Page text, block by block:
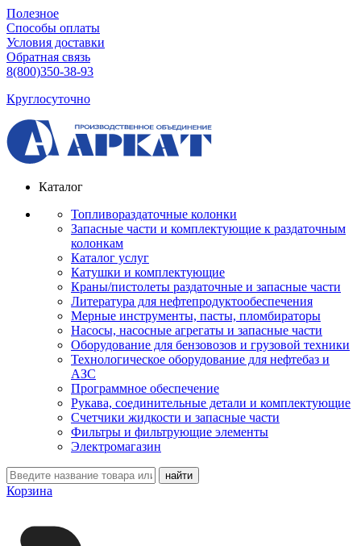
Полезное
Способы оплаты
Условия доставки
Обратная связь
8(800)350-38-93
Круглосуточно
Каталог
Топливораздаточные колонки
Запасные части и комплектующие к раздаточным
колонкам
Каталог услуг
Катушки и комплектующие
Краны/пистолеты раздаточные и запасные части
Литература для нефтепродуктообеспечения
Мерные инструменты, пасты, пломбираторы
Насосы, насосные агрегаты и запасные части
Оборудование для бензовозов и грузовой техники
Технологическое оборудование для нефтебаз и
АЗС
Программное обеспечение
Рукава, соединительные детали и комплектующие
Счетчики жидкости и запасные части
Фильтры и фильтрующие элементы
Электромагазин
Корзина